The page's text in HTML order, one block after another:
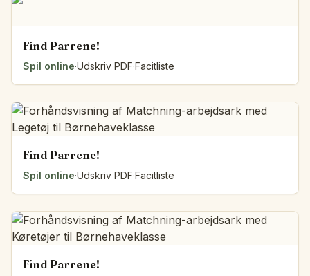
Find Parrene!
Spil online·Udskriv PDF·Facitliste
Find Parrene!
Spil online·Udskriv PDF·Facitliste
Find Parrene!